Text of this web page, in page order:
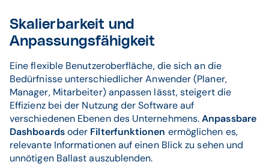
Skalierbarkeit und
Anpassungsfähigkeit
Eine flexible Benutzeroberfläche, die sich an die
Bedürfnisse unterschiedlicher Anwender (Planer,
Manager, Mitarbeiter) anpassen lässt, steigert die
Effizienz bei der Nutzung der Software auf
verschiedenen Ebenen des Unternehmens.Anpassbare
Dashboardsoder Filterfunktionen ermöglichen es,
relevante Informationen auf einen Blick zu sehen und
unnötigen Ballast auszublenden.